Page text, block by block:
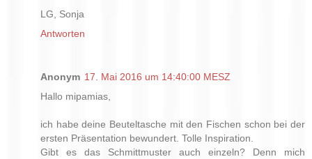
LG, Sonja
Antworten
Anonym 17. Mai 2016 um 14:40:00 MESZ
Hallo mipamias,
ich habe deine Beuteltasche mit den Fischen schon bei der
ersten Präsentation bewundert. Tolle Inspiration.
Gibt es das Schmittmuster auch einzeln? Denn mich